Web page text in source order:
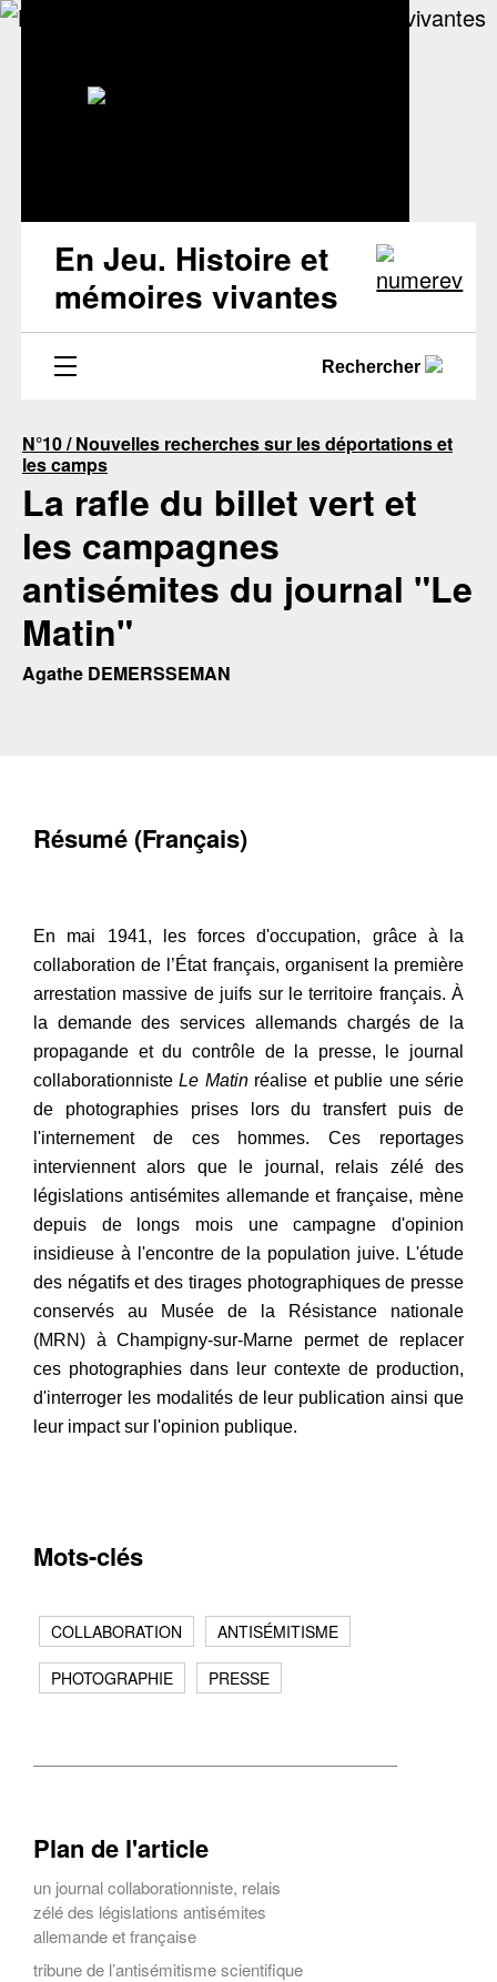
En Jeu. Histoire et
mémoires vivantes
Rechercher
N°10 / Nouvelles recherches sur les déportations et
les camps
La rafle du billet vert et
les campagnes
antisémites du journal "Le
Matin"
Agathe DEMERSSEMAN
Résumé (Français)
En mai 1941, les forces d'occupation, grâce à la
collaboration de l’État français, organisent la première
arrestation massive de juifs sur le territoire français. À
la demande des services allemands chargés de la
propagande et du contrôle de la presse, le journal
collaborationnisteLe Matin réalise et publie une série
de photographies prises lors du transfert puis de
l'internement de ces hommes. Ces reportages
interviennent alors que le journal, relais zélé des
législations antisémites allemande et française, mène
depuis de longs mois une campagne d'opinion
insidieuse à l'encontre de la population juive. L'étude
des négatifs et des tirages photographiques de presse
conservés au Musée de la Résistance nationale
(MRN) à Champigny-sur-Marne permet de replacer
ces photographies dans leur contexte de production,
d'interroger les modalités de leur publication ainsi que
leur impact sur l'opinion publique.
Mots-clés
COLLABORATION ANTISÉMITISME
PHOTOGRAPHIE PRESSE
Plan de l'article
un journal collaborationniste, relais
zélé des législations antisémites
allemande et française
tribune de l’antisémitisme scientifique